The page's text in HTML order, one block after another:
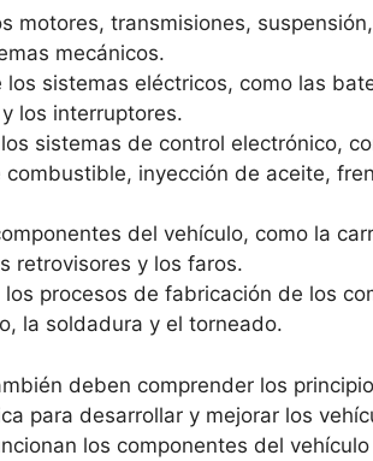
motores, transmisiones,
mecánicos.
los sistemas eléctricos, como las
los interruptores.
sistemas de control electrónico,
inyección de aceite,
del vehículo, como la
retrovisores y los faros.
los procesos de fabricación de los
la soldadura y el torneado.
deben comprender los
para desarrollar y mejorar los
los componentes del